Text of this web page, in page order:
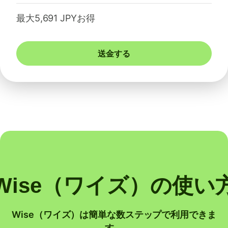
最大5,691 JPYお得
送金する
（ワイズ）の使い
Wise（ワイズ）は簡単な数ステップで利用できま